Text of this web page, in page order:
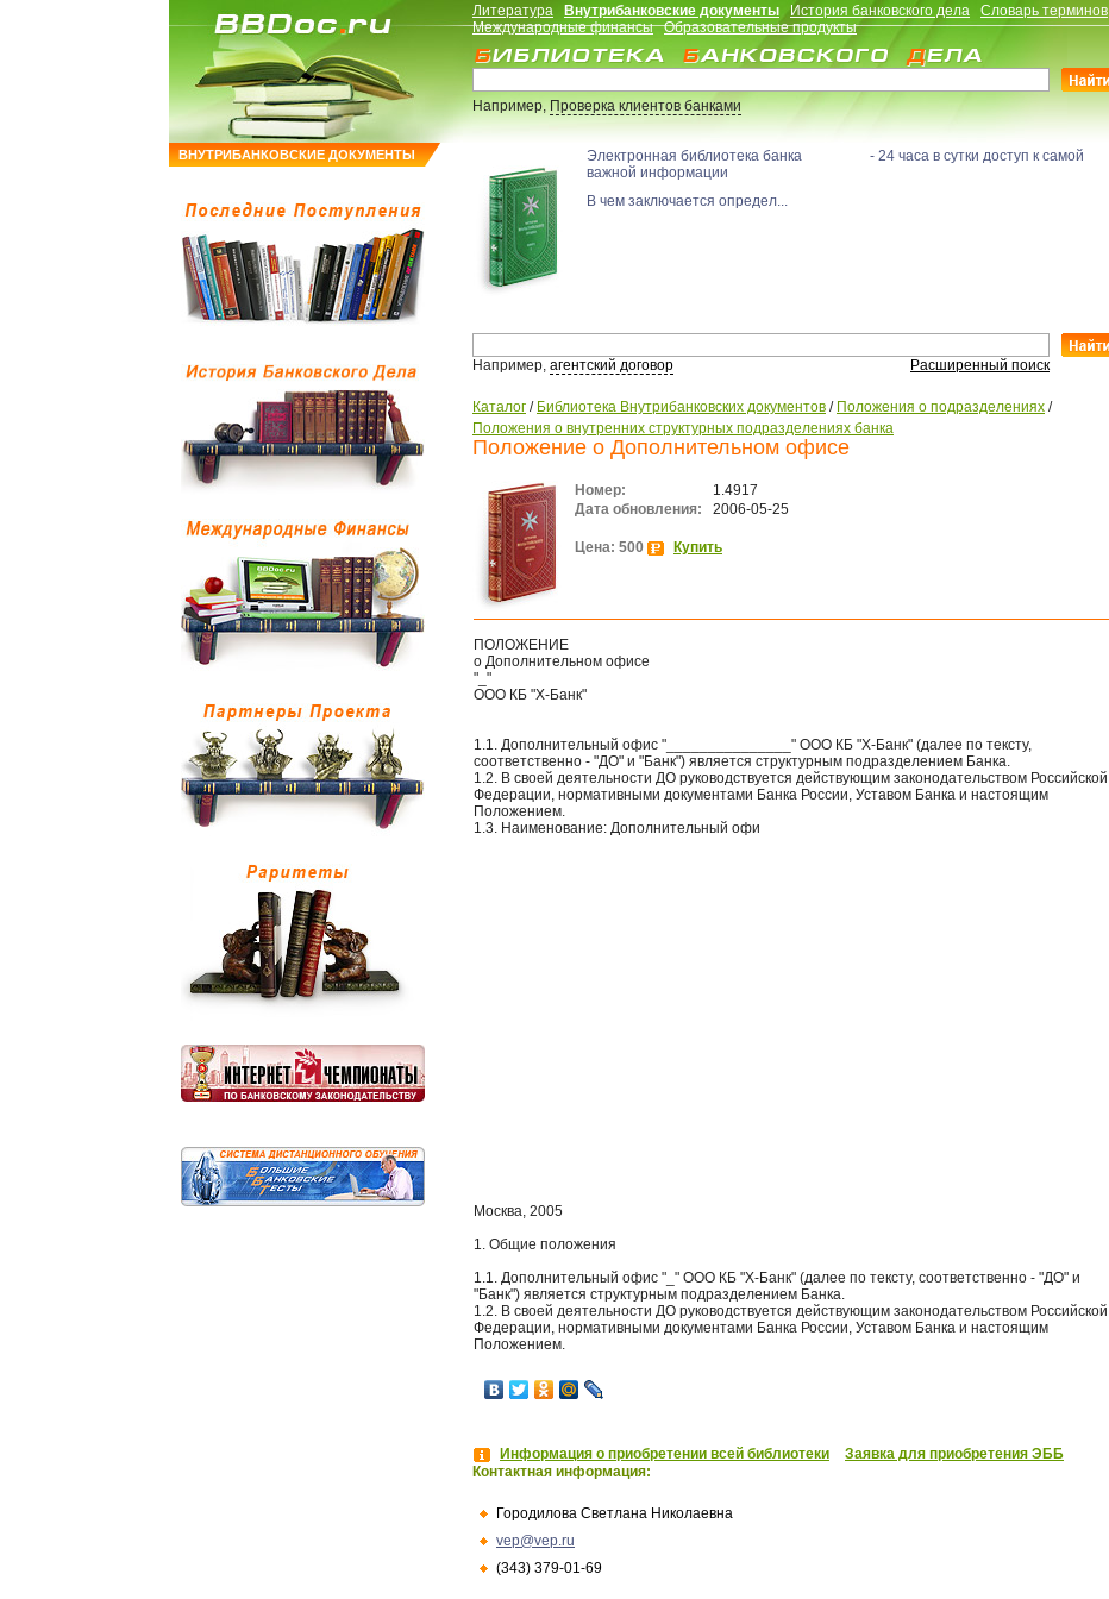
ВНУТРИБАНКОВСКИЕ ДОКУМЕНТЫ
Литература Внутрибанковские документы История банковского дела
Словарь терминов
Международные финансы
Образовательные продукты
Например,Проверка клиентов банками
Электронная библиотека банка - 24 часа в сутки доступ к самой
важной информации
В чем заключается определ...
Например, агентский договор Расширенный поиск
Каталог / Библиотека Внутрибанковских документов / Положения о подразделениях /
Положения о внутренних структурных подразделениях банка
Положение о Дополнительном офисе
Номер:
1.4917
Дата обновления:
2006-05-25
Цена: 500 Купить
ПОЛОЖЕНИЕ
о Дополнительном офисе
"_"
ООО КБ "Х-Банк"
1.1. Дополнительный офис "_______________" ООО КБ "Х-Банк" (далее по тексту,
соответственно - "ДО" и "Банк") является структурным подразделением Банка.
1.2. В своей деятельности ДО руководствуется действующим законодательством Российской
Федерации, нормативными документами Банка России, Уставом Банка и настоящим
Положением.
1.3. Наименование: Дополнительный офи
Москва, 2005
1. Общие положения
1.1. Дополнительный офис "_" ООО КБ "Х-Банк" (далее по тексту, соответственно - "ДО" и
"Банк") является структурным подразделением Банка.
1.2. В своей деятельности ДО руководствуется действующим законодательством Российской
Федерации, нормативными документами Банка России, Уставом Банка и настоящим
Положением.
Информация о приобретении всей библиотеки
Заявка для приобретения ЭББ
Контактная информация:
Городилова Светлана Николаевна
vep@vep.ru
(343) 379-01-69